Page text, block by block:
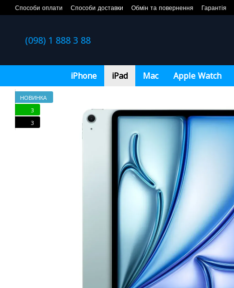
Перейти до основного контенту
Способи оплати Способи доставки Обмін та повернення Гарантія
(098) 1 888 3 88
iPhone iPad Mac Apple Watch
НОВИНКА
3
3